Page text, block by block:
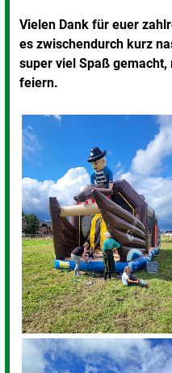
Vielen Dank für euer
es zwischendurch kurz
super viel Spaß
feiern.